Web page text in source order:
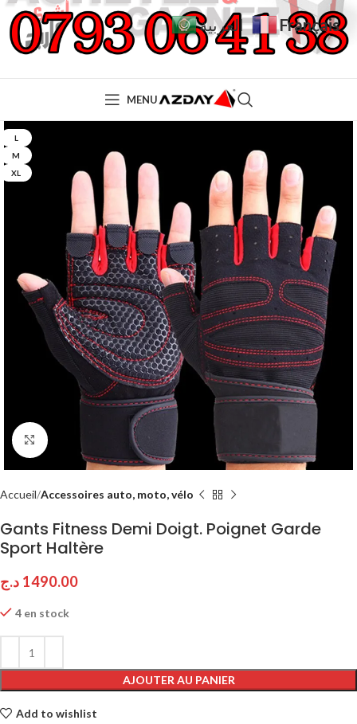
MENU
L
M
XL
Click to enlarge
Accueil Accessoires auto, moto, vélo
Gants Fitness Demi Doigt. Poignet Garde
Sport Haltère
1490.00 د.ج
4 en stock
AJOUTER AU PANIER
Add to wishlist
العربية Français